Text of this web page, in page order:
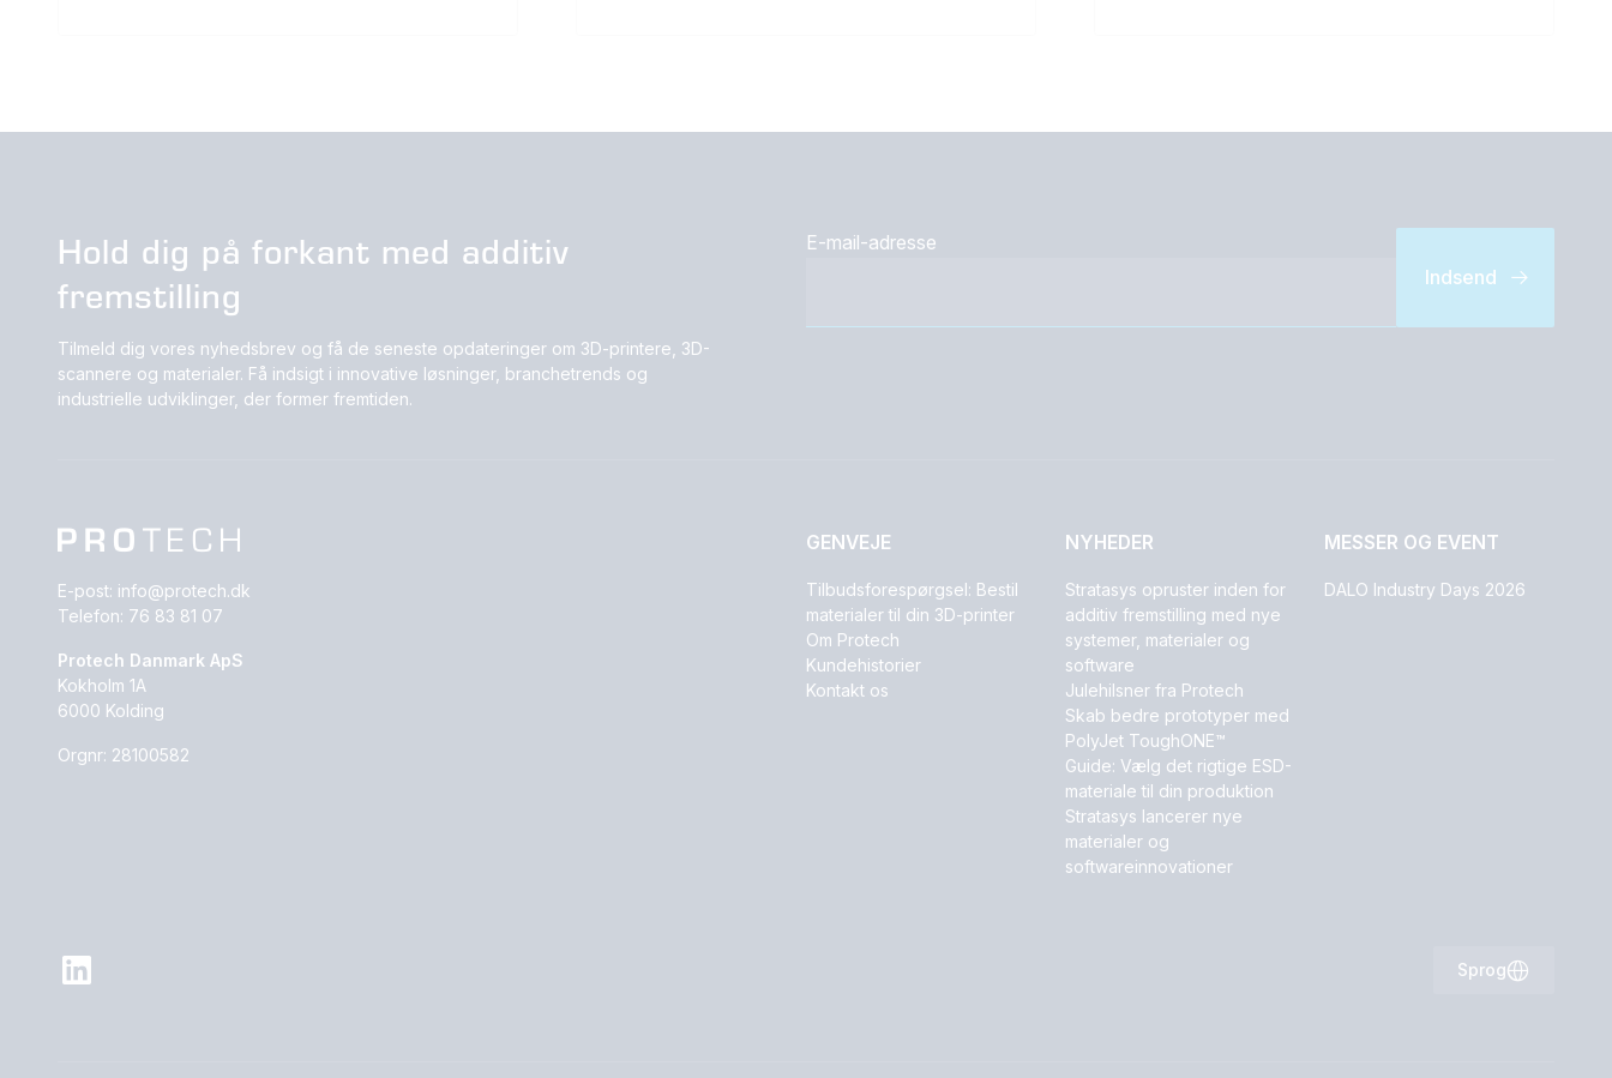
Hold dig på forkant med additiv
fremstilling
Tilmeld dig vores nyhedsbrev og få de seneste opdateringer om 3D-printere, 3D-
scannere og materialer. Få indsigt i innovative løsninger, branchetrends og
industrielle udviklinger, der former fremtiden.
E-mail-adresse
E-post: info@protech.dk
Telefon: 76 83 81 07
Protech Danmark ApS
Kokholm 1A
6000 Kolding
Orgnr: 28100582
GENVEJE
Tilbudsforespørgsel: Bestil
materialer til din 3D-printer
Om Protech
Kundehistorier
Kontakt os
NYHEDER
Stratasys opruster inden for
additiv fremstilling med nye
systemer, materialer og
software
Julehilsner fra Protech
Skab bedre prototyper med
PolyJet ToughONE™
Guide: Vælg det rigtige ESD-
materiale til din produktion
Stratasys lancerer nye
materialer og
softwareinnovationer
MESSER OG EVENT
DALO Industry Days 2026
Sprog